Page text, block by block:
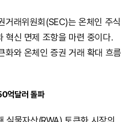
거래위원회(SEC)는 온체인 주식
혁신 면제 조항을 마련 중이다.
화와 온체인 증권 거래 확대 흐름
억달러 돌파